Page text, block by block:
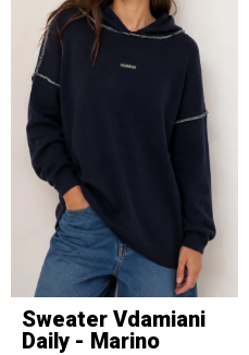
Sweater Vdamiani
Daily - Marino